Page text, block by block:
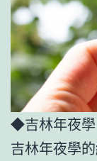
◆吉林年夜學
吉林年夜學